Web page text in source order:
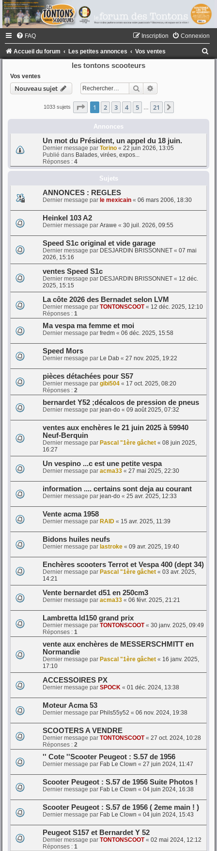
FAQ Connexion
Inscription
Accueil du forum Les petites annonces Vos ventes
les tontons scooteurs
Vos ventes
Nouveau sujet Rechercher
1033 sujets Page 1sur21
1 2 3 4 5 21
Annonces
Un mot du Président, un appel du 18 juin.
Dernier message par Torino « 22 juin 2026, 13:05
Publié dans Balades, virées, expos...
Réponses : 4
Sujets
ANNONCES : REGLES
Dernier message par le mexicain « 06 mars 2006, 18:30
Heinkel 103 A2
Dernier message par Arawe « 30 juil. 2026, 09:55
Speed S1c original et vide garage
Dernier message par DESJARDIN BRISSONNET « 07 mai
2026, 15:16
ventes Speed S1c
Dernier message par DESJARDIN BRISSONNET « 12 déc.
2025, 15:15
La côte 2026 des Bernadet selon LVM
Dernier message par TONTONSCOOT« 12 déc. 2025, 12:10
Réponses : 1
Ma vespa ma femme et moi
Dernier message par fredm « 06 déc. 2025, 15:58
Speed Mors
Dernier message par Le Dab « 27 nov. 2025, 19:22
pièces détachées pour S57
Dernier message par gibi504 « 17 oct. 2025, 08:20
Réponses : 2
bernardet Y52 ;décalcos de pression de pneus
Dernier message par jean-do « 09 août 2025, 07:32
ventes aux enchères le 21 juin 2025 à 59940
Neuf-Berquin
Dernier message par Pascal "1ère gâchet « 08 juin 2025,
16:27
Un vespino ...c est une petite vespa
Dernier message par acma33 « 27 mai 2025, 22:30
information .... certains sont deja au courant
Dernier message par jean-do « 25 avr. 2025, 12:33
Vente acma 1958
Dernier message par RAID « 15 avr. 2025, 11:39
Bidons huiles neufs
Dernier message par lastroke « 09 avr. 2025, 19:40
Enchères scooters Terrot et Vespa 400 (dept 34)
Dernier message par Pascal "1ère gâchet « 03 avr. 2025,
14:21
Vente bernardet d51 en 250cm3
Dernier message par acma33 « 06 févr. 2025, 21:21
Lambretta ld150 grand prix
Dernier message par TONTONSCOOT« 30 janv. 2025, 09:49
Réponses : 1
vente aux enchères de MESSERSCHMITT en
Normandie
Dernier message par Pascal "1ère gâchet « 16 janv. 2025,
17:10
ACCESSOIRES PX
Dernier message par SPOCK « 01 déc. 2024, 13:38
Moteur Acma 53
Dernier message par Phils55y52 « 06 nov. 2024, 19:38
SCOOTERS A VENDRE
Dernier message par TONTONSCOOT« 27 oct. 2024, 10:28
Réponses : 2
'' Cote ''Scooter Peugeot : S.57 de 1956
Dernier message par Fab Le Clown « 27 juin 2024, 11:47
Scooter Peugeot : S.57 de 1956 Suite Photos !
Dernier message par Fab Le Clown « 04 juin 2024, 16:38
Scooter Peugeot : S.57 de 1956 ( 2eme main ! )
Dernier message par Fab Le Clown « 04 juin 2024, 15:43
Peugeot S157 et Bernardet Y 52
Dernier message par TONTONSCOOT« 02 mai 2024, 12:12
Réponses : 1